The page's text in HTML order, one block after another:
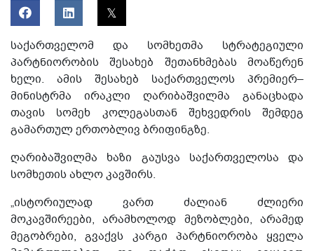
საქართველომ და სომხეთმა სტრატეგიული
პარტნიორობის შესახებ შეთანხმებას მოაწერენ
ხელი. ამის შესახებ საქართველოს პრემიერ–
მინისტრმა ირაკლი ღარიბაშვილმა განაცხადა
თავის სომეხ კოლეგასთან შეხვედრის შემდეგ
გამართულ ერთობლივ ბრიფინგზე.
ღარიბაშვილმა ხაზი გაუსვა საქართველოსა და
სომხეთის ახლო კავშირს.
„ისტორიულად ვართ ძალიან ძლიერი
მოკავშირეები, არამხოლოდ მეზობლები, არამედ
მეგობრები, გვაქვს კარგი პარტნიორობა ყველა